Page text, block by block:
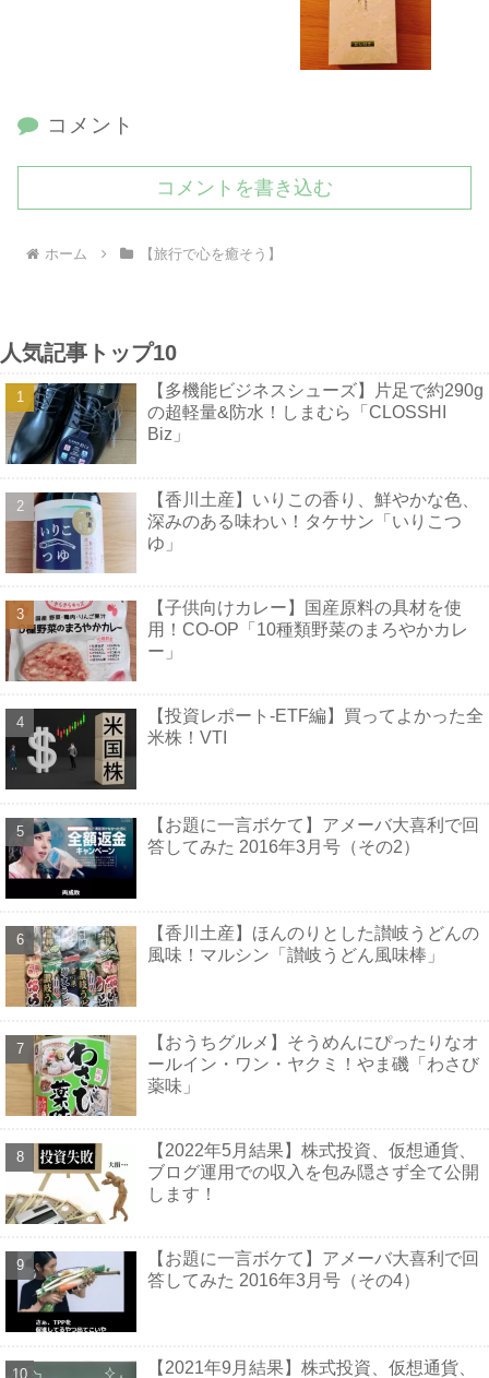
コメント
コメントを書き込む
ホーム 【旅行で心を癒そう】
人気記事トップ10
【多機能ビジネスシューズ】片足で約290g
の超軽量&防水！しまむら「CLOSSHI
Biz」
【香川土産】いりこの香り、鮮やかな色、
深みのある味わい！タケサン「いりこつ
ゆ」
【子供向けカレー】国産原料の具材を使
用！CO-OP「10種類野菜のまろやかカレ
ー」
【投資レポート-ETF編】買ってよかった全
米株！VTI
【お題に一言ボケて】アメーバ大喜利で回
答してみた 2016年3月号（その2）
【香川土産】ほんのりとした讃岐うどんの
風味！マルシン「讃岐うどん風味棒」
【おうちグルメ】そうめんにぴったりなオ
ールイン・ワン・ヤクミ！やま磯「わさび
薬味」
【2022年5月結果】株式投資、仮想通貨、
ブログ運用での収入を包み隠さず全て公開
します！
【お題に一言ボケて】アメーバ大喜利で回
答してみた 2016年3月号（その4）
【2021年9月結果】株式投資、仮想通貨、